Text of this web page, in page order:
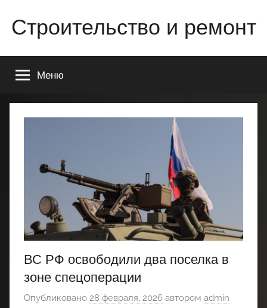
содержимому
Строительство и ремонт
строительстве
ремонте
Вашего
квартиры
Меню
ВС РФ освободили два поселка в
зоне спецоперации
Опубликовано 28 февраля, 2026 автором admin